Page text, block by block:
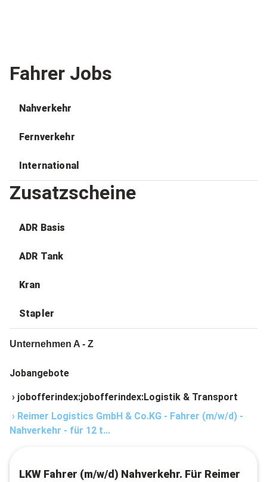
Fahrer Jobs
Nahverkehr
Fernverkehr
International
Zusatzscheine
ADR Basis
ADR Tank
Kran
Stapler
Unternehmen A - Z
Jobangebote
› jobofferindex:jobofferindex:Logistik & Transport
› Reimer Logistics GmbH & Co.KG - Fahrer (m/w/d) -
Nahverkehr - für 12 t...
LKW Fahrer (m/w/d) Nahverkehr. Für Reimer